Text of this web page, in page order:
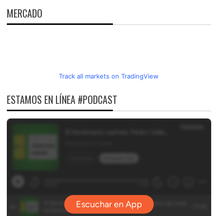
MERCADO
Track all markets on TradingView
ESTAMOS EN LÍNEA #PODCAST